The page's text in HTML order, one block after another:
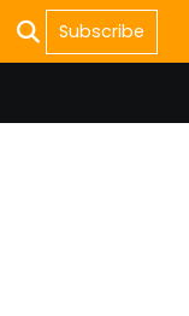
Subscribe